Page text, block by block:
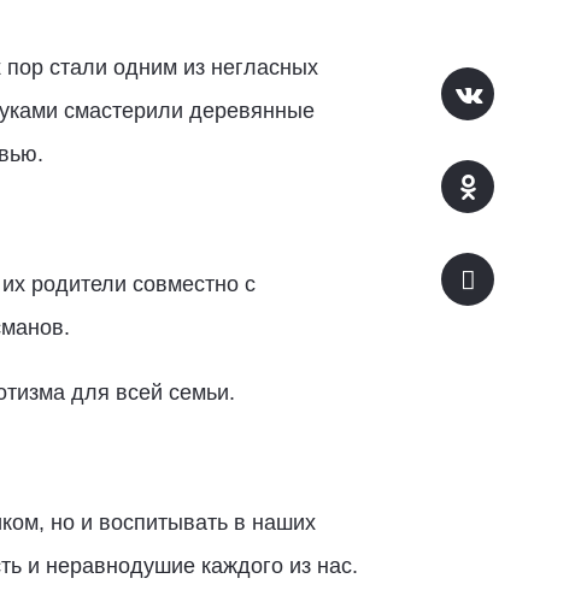
стали одним из негласных
смастерили деревянные
родители совместно с
для всей семьи.
но и воспитывать в наших
и неравнодушие каждого из нас.